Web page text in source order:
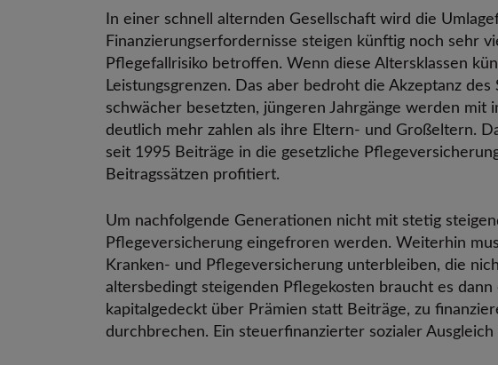
In einer schnell alternden Gesellschaft wird die
Finanzierungserfordernisse steigen künftig noch sehr
Pflegefallrisiko betroffen. Wenn diese Altersklassen
Leistungsgrenzen. Das aber bedroht die Akzeptanz
schwächer besetzten, jüngeren Jahrgänge werden
deutlich mehr zahlen als ihre Eltern- und Großeltern.
seit 1995 Beiträge in die gesetzliche
Beitragssätzen profitiert.
Um nachfolgende Generationen nicht mit stetig
Pflegeversicherung eingefroren werden. Weiterhin
Kranken- und Pflegeversicherung unterbleiben, die
altersbedingt steigenden Pflegekosten braucht es
kapitalgedeckt über Prämien statt Beiträge, zu
durchbrechen. Ein steuerfinanzierter sozialer